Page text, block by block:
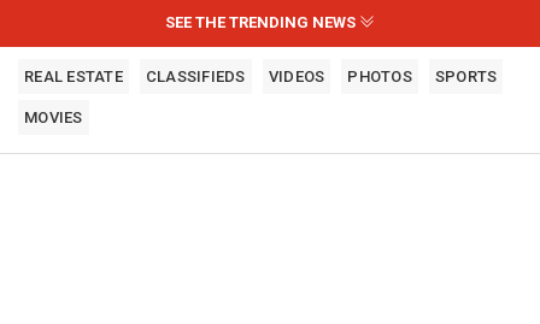
SEE THE TRENDING NEWS
REAL ESTATE CLASSIFIEDS VIDEOS PHOTOS SPORTS
MOVIES